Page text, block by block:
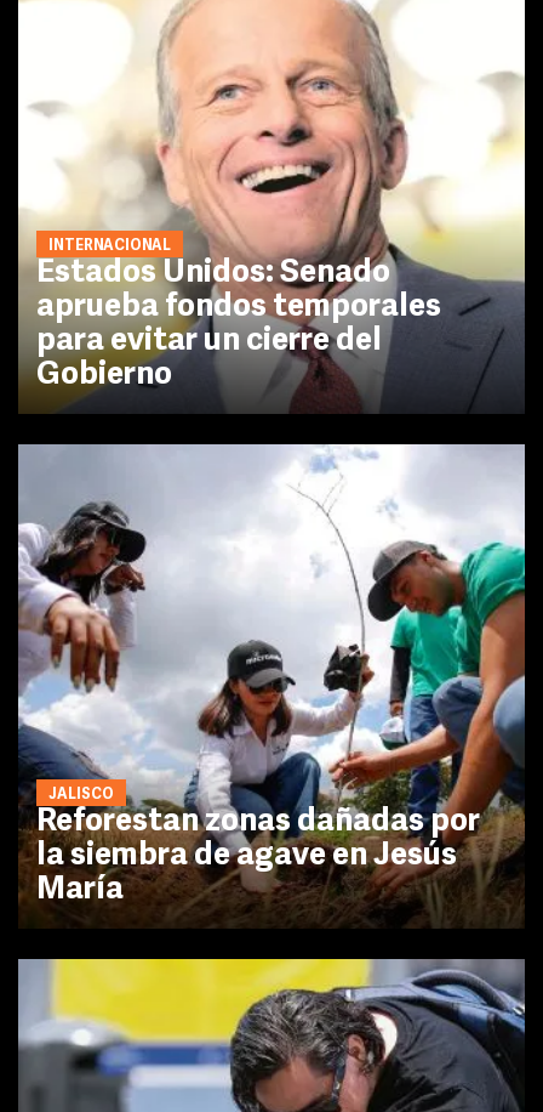
INTERNACIONAL
Estados Unidos: Senado
aprueba fondos temporales
para evitar un cierre del
Gobierno
JALISCO
Reforestan zonas dañadas por
la siembra de agave en Jesús
María